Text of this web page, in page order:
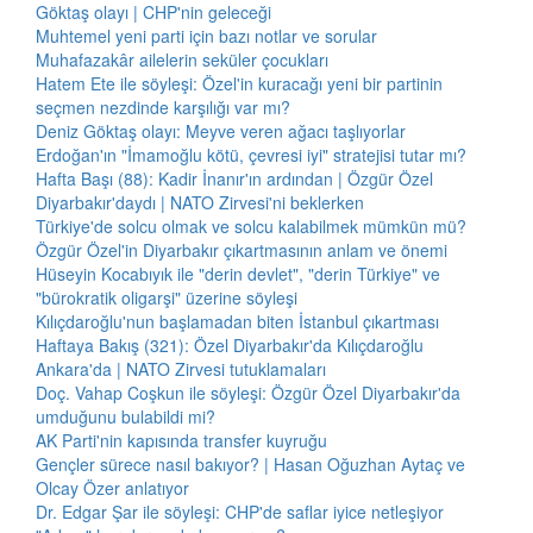
Göktaş olayı | CHP'nin geleceği
Muhtemel yeni parti için bazı notlar ve sorular
Muhafazakâr ailelerin seküler çocukları
Hatem Ete ile söyleşi: Özel'in kuracağı yeni bir partinin
seçmen nezdinde karşılığı var mı?
Deniz Göktaş olayı: Meyve veren ağacı taşlıyorlar
Erdoğan'ın "İmamoğlu kötü, çevresi iyi" stratejisi tutar mı?
Hafta Başı (88): Kadir İnanır'ın ardından | Özgür Özel
Diyarbakır'daydı | NATO Zirvesi'ni beklerken
Türkiye'de solcu olmak ve solcu kalabilmek mümkün mü?
Özgür Özel'in Diyarbakır çıkartmasının anlam ve önemi
Hüseyin Kocabıyık ile "derin devlet", "derin Türkiye" ve
"bürokratik oligarşi" üzerine söyleşi
Kılıçdaroğlu'nun başlamadan biten İstanbul çıkartması
Haftaya Bakış (321): Özel Diyarbakır'da Kılıçdaroğlu
Ankara'da | NATO Zirvesi tutuklamaları
Doç. Vahap Coşkun ile söyleşi: Özgür Özel Diyarbakır'da
umduğunu bulabildi mi?
AK Parti'nin kapısında transfer kuyruğu
Gençler sürece nasıl bakıyor? | Hasan Oğuzhan Aytaç ve
Olcay Özer anlatıyor
Dr. Edgar Şar ile söyleşi: CHP'de saflar iyice netleşiyor